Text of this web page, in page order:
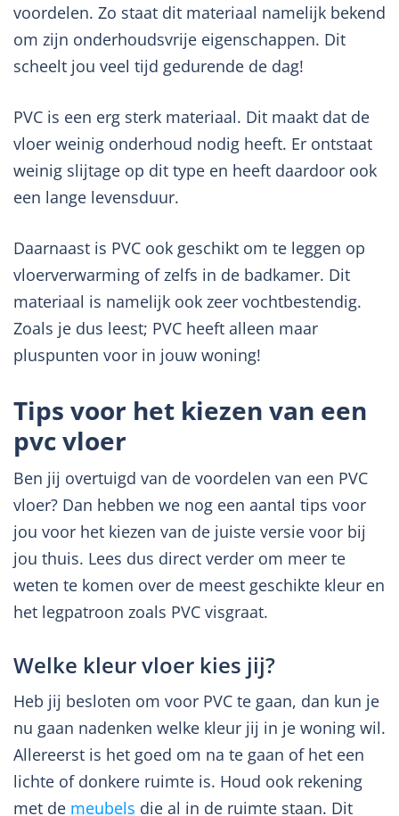
voordelen. Zo staat dit materiaal namelijk bekend
om zijn onderhoudsvrije eigenschappen. Dit
scheelt jou veel tijd gedurende de dag!
PVC is een erg sterk materiaal. Dit maakt dat de
vloer weinig onderhoud nodig heeft. Er ontstaat
weinig slijtage op dit type en heeft daardoor ook
een lange levensduur.
Daarnaast is PVC ook geschikt om te leggen op
vloerverwarming of zelfs in de badkamer. Dit
materiaal is namelijk ook zeer vochtbestendig.
Zoals je dus leest; PVC heeft alleen maar
pluspunten voor in jouw woning!
Tips voor het kiezen van een
pvc vloer
Ben jij overtuigd van de voordelen van een PVC
vloer? Dan hebben we nog een aantal tips voor
jou voor het kiezen van de juiste versie voor bij
jou thuis. Lees dus direct verder om meer te
weten te komen over de meest geschikte kleur en
het legpatroon zoals PVC visgraat.
Welke kleur vloer kies jij?
Heb jij besloten om voor PVC te gaan, dan kun je
nu gaan nadenken welke kleur jij in je woning wil.
Allereerst is het goed om na te gaan of het een
lichte of donkere ruimte is. Houd ook rekening
met de meubels die al in de ruimte staan. Dit